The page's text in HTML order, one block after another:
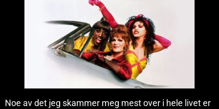
Noe av det jeg skammer meg mest over i hele livet er